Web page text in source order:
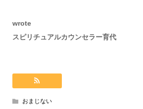
wrote
スピリチュアルカウンセラー育代
おまじない